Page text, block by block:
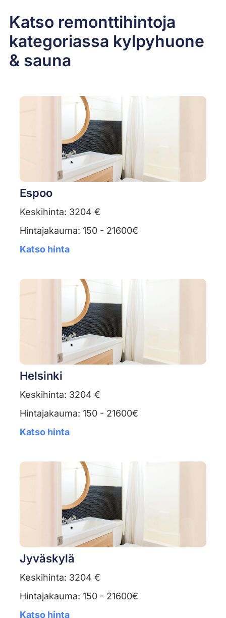
Katso remonttihintoja
kategoriassa kylpyhuone
& sauna
Espoo
Keskihinta: 3204 €
Hintajakauma: 150 - 21600€
Katso hinta
Helsinki
Keskihinta: 3204 €
Hintajakauma: 150 - 21600€
Katso hinta
Jyväskylä
Keskihinta: 3204 €
Hintajakauma: 150 - 21600€
Katso hinta